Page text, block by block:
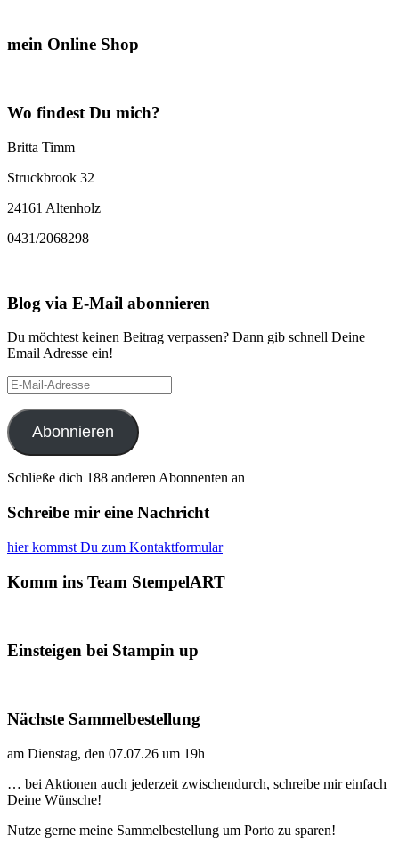
mein Online Shop
Wo findest Du mich?
Britta Timm
Struckbrook 32
24161 Altenholz
0431/2068298
Blog via E-Mail abonnieren
Du möchtest keinen Beitrag verpassen? Dann gib schnell Deine
Email Adresse ein!
E-
Mail-
Adresse
Abonnieren
Schließe dich 188 anderen Abonnenten an
Schreibe mir eine Nachricht
hier kommst Du zum Kontaktformular
Komm ins Team StempelART
Einsteigen bei Stampin up
Nächste Sammelbestellung
am Dienstag, den 07.07.26 um 19h
… bei Aktionen auch jederzeit zwischendurch, schreibe mir einfach
Deine Wünsche!
Nutze gerne meine Sammelbestellung um Porto zu sparen!